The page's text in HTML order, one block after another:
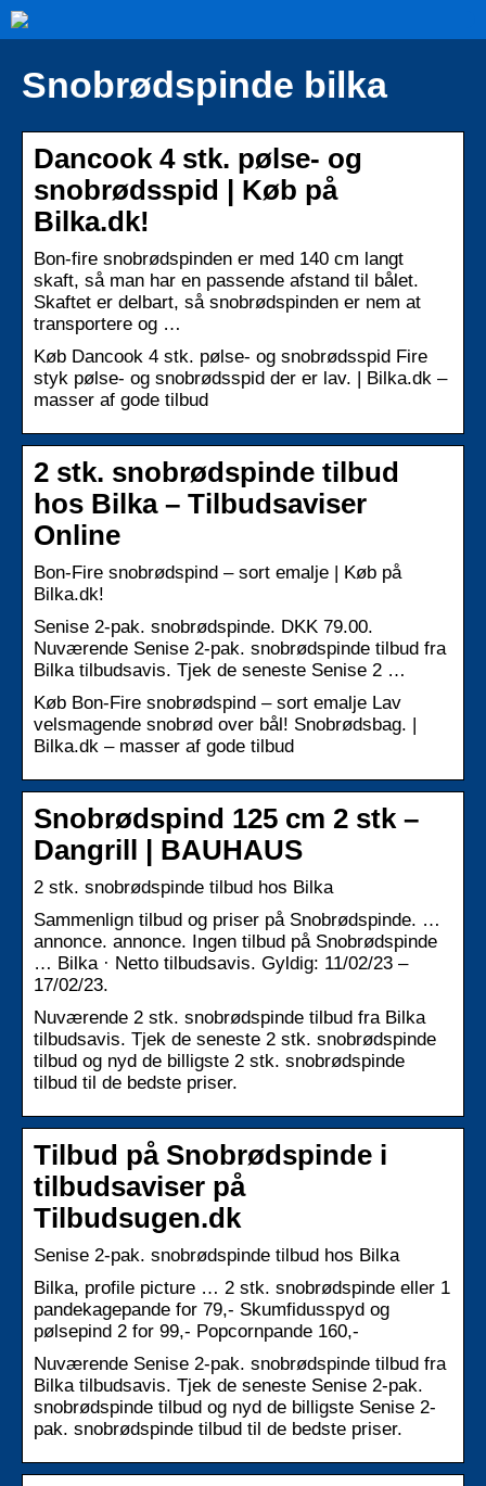
Snobrødspinde bilka
Dancook 4 stk. pølse- og
snobrødsspid | Køb på
Bilka.dk!
Bon-fire snobrødspinden er med 140 cm langt
skaft, så man har en passende afstand til bålet.
Skaftet er delbart, så snobrødspinden er nem at
transportere og …
Køb Dancook 4 stk. pølse- og snobrødsspid Fire
styk pølse- og snobrødsspid der er lav. | Bilka.dk –
masser af gode tilbud
2 stk. snobrødspinde tilbud
hos Bilka – Tilbudsaviser
Online
Bon-Fire snobrødspind – sort emalje | Køb på
Bilka.dk!
Senise 2-pak. snobrødspinde. DKK 79.00.
Nuværende Senise 2-pak. snobrødspinde tilbud fra
Bilka tilbudsavis. Tjek de seneste Senise 2 …
Køb Bon-Fire snobrødspind – sort emalje Lav
velsmagende snobrød over bål! Snobrødsbag. |
Bilka.dk – masser af gode tilbud
Snobrødspind 125 cm 2 stk –
Dangrill | BAUHAUS
2 stk. snobrødspinde tilbud hos Bilka
Sammenlign tilbud og priser på Snobrødspinde. …
annonce. annonce. Ingen tilbud på Snobrødspinde
… Bilka · Netto tilbudsavis. Gyldig: 11/02/23 –
17/02/23.
Nuværende 2 stk. snobrødspinde tilbud fra Bilka
tilbudsavis. Tjek de seneste 2 stk. snobrødspinde
tilbud og nyd de billigste 2 stk. snobrødspinde
tilbud til de bedste priser.
Tilbud på Snobrødspinde i
tilbudsaviser på
Tilbudsugen.dk
Senise 2-pak. snobrødspinde tilbud hos Bilka
Bilka, profile picture … 2 stk. snobrødspinde eller 1
pandekagepande for 79,- Skumfidusspyd og
pølsepind 2 for 99,- Popcornpande 160,-
Nuværende Senise 2-pak. snobrødspinde tilbud fra
Bilka tilbudsavis. Tjek de seneste Senise 2-pak.
snobrødspinde tilbud og nyd de billigste Senise 2-
pak. snobrødspinde tilbud til de bedste priser.